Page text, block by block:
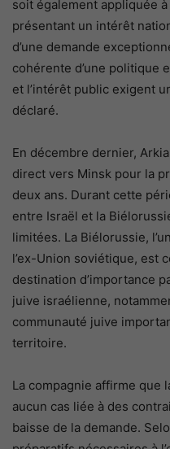
soit également appliquée
présentant un intérêt
d’une demande
cohérente d’une politique
et l’intérêt public exigent
déclaré.
En décembre dernier,
direct vers Minsk pour la
deux ans. Durant cette
entre Israël et la
limitées. La Biélorussie,
l’ex-Union soviétique, est
destination d’importance
juive israélienne,
communauté juive
territoire.
La compagnie affirme que
aucun cas liée à des
baisse de la demande.